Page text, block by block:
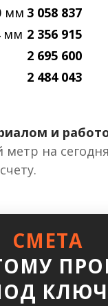
мм 3 058 837
мм 2 356 915
2 695 600
2 484 043
и
метр на
СМЕТА
КЛЮЧ